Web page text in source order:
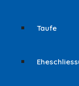
Taufe